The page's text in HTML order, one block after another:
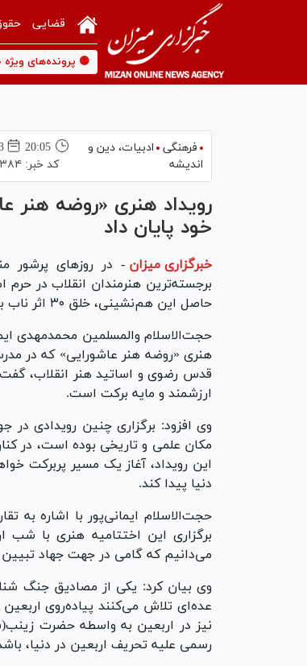
قضایی
🟡 پرونده‌های ویژه
فرهنگی
ادبیات، دین و
اندیشه
20:05
23
کد خبر:
خود پایان داد
خبرگزاری میزان - در روزهای
برجسته‌ترین هنرمندان انقلاب در
حاصل این هم‌نشینی، خلق ۳۰ اثر ناب بود که عطر کربلا را در قاب هنر جا دادند.
حجت‌الاسلام والمسلمین محمدمهدی
هنری «روضه هنر عاشورایی» که در
قدس رضوی و اساتید هنر انقلاب، گفت:
ارزشمند و مایه برکت است.
وی افزود: برگزاری چنین رویدادی
مکان علمی و تاریخی بوده است، در
این رویداد، آغاز یک مسیر پربرکت
دنیا پیدا کند.
حجت‌الاسلام ایمانی‌پور با اشاره به
برگزاری این اختتامیه هنری با
می‌دانیم که گامی در جهت جهاد
وی بیان کرد: یکی از مصادیق جنگ
عده‌ای تلاش می‌کنند پیاده‌روی
نیز در اربعین به واسطه حضرت
رسمی علیه تحریف اربعین در دنیا،